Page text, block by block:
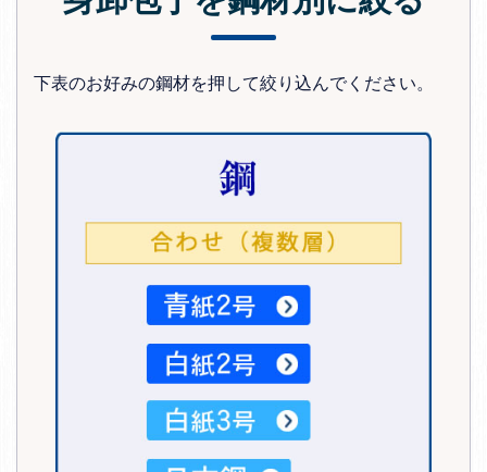
下表のお好みの鋼材を押して絞り込んでください。